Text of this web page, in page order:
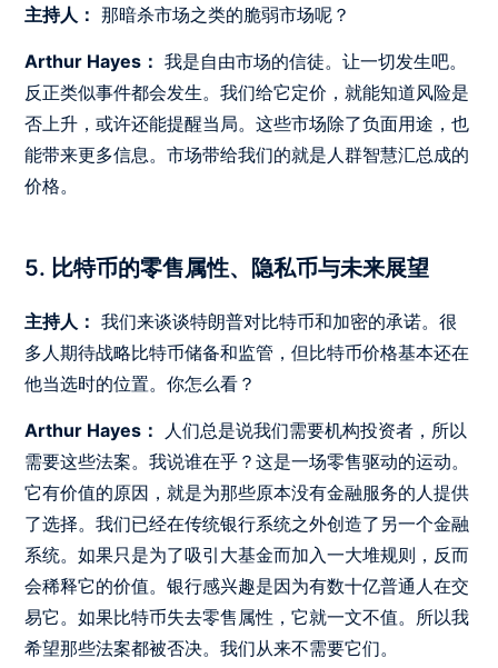
主持人： 那暗杀市场之类的脆弱市场呢？
Arthur Hayes： 我是自由市场的信徒。让一切发生吧。
反正类似事件都会发生。我们给它定价，就能知道风险是
否上升，或许还能提醒当局。这些市场除了负面用途，也
能带来更多信息。市场带给我们的就是人群智慧汇总成的
价格。
5. 比特币的零售属性、隐私币与未来展望
主持人： 我们来谈谈特朗普对比特币和加密的承诺。很
多人期待战略比特币储备和监管，但比特币价格基本还在
他当选时的位置。你怎么看？
Arthur Hayes：
人们总是说我们需要机构投资者，所以
需要这些法案。我说谁在乎？这是一场零售驱动的运动。
它有价值的原因，就是为那些原本没有金融服务的人提供
了选择。我们已经在传统银行系统之外创造了另一个金融
系统。如果只是为了吸引大基金而加入一大堆规则，反而
会稀释它的价值。银行感兴趣是因为有数十亿普通人在交
易它。如果比特币失去零售属性，它就一文不值。所以我
希望那些法案都被否决。我们从来不需要它们。